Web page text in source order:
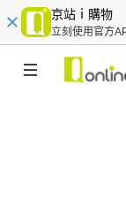
京站ｉ購物
立刻使用官方